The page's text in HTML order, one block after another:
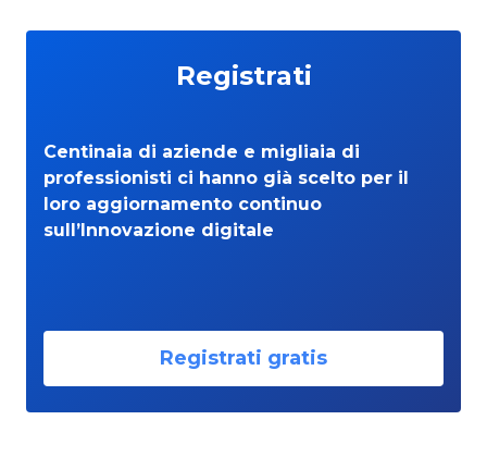
Registrati
Centinaia di aziende e migliaia di
professionisti ci hanno già scelto per il
loro aggiornamento continuo
sull’Innovazione digitale
Registrati gratis